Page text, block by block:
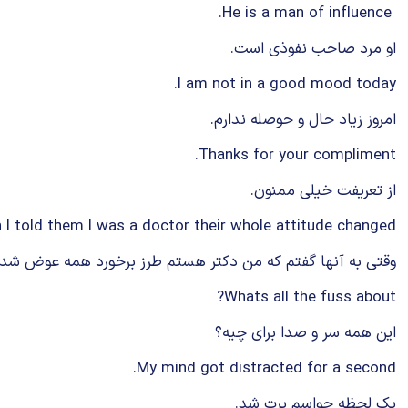
او مرد صاحب نفوذی است.
I am not in a good mood today.
امروز زیاد حال و حوصله ندارم.
Thanks for your compliment.
از تعریفت خیلی ممنون.
I told them I was a doctor their whole attitude changed.
وقتی به آنها گفتم كه من دكتر هستم طرز برخورد همه عوض
Whats all the fuss about?
این همه سر و صدا برای چیه؟
My mind got distracted for a second.